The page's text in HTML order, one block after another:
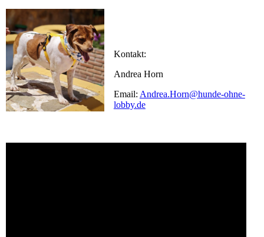
Kontakt:
Andrea Horn
Email: Andrea.Horn@hunde-ohne-
lobby.de